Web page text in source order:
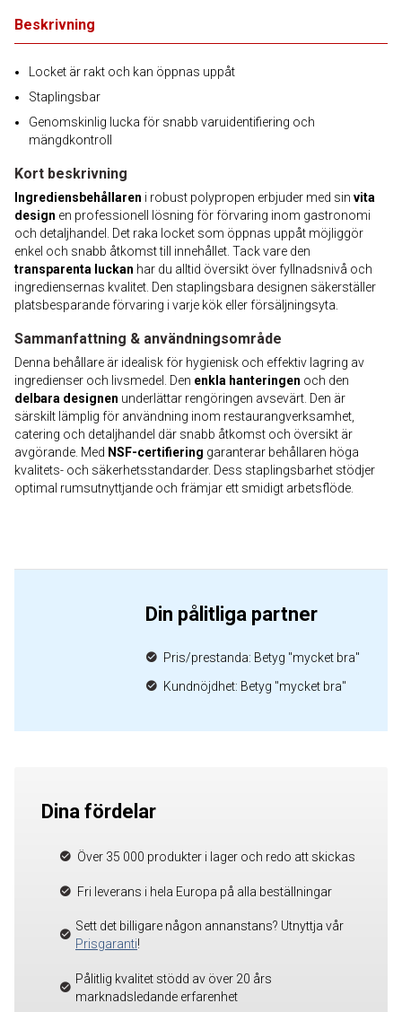
Beskrivning
Locket är rakt och kan öppnas uppåt
Staplingsbar
Genomskinlig lucka för snabb varuidentifiering och
mängdkontroll
Kort beskrivning
Ingrediensbehållaren i robust polypropen erbjuder med sin vita
design en professionell lösning för förvaring inom gastronomi
och detaljhandel. Det raka locket som öppnas uppåt möjliggör
enkel och snabb åtkomst till innehållet. Tack vare den
transparenta luckan har du alltid översikt över fyllnadsnivå och
ingrediensernas kvalitet. Den staplingsbara designen säkerställer
platsbesparande förvaring i varje kök eller försäljningsyta.
Sammanfattning & användningsområde
Denna behållare är idealisk för hygienisk och effektiv lagring av
ingredienser och livsmedel. Den enkla hanteringen och den
delbara designen underlättar rengöringen avsevärt. Den är
särskilt lämplig för användning inom restaurangverksamhet,
catering och detaljhandel där snabb åtkomst och översikt är
avgörande. Med NSF-certifiering garanterar behållaren höga
kvalitets- och säkerhetsstandarder. Dess staplingsbarhet stödjer
optimal rumsutnyttjande och främjar ett smidigt arbetsflöde.
Din pålitliga partner
Pris/prestanda: Betyg "mycket bra"
Kundnöjdhet: Betyg "mycket bra"
Dina fördelar
Över 35 000 produkter i lager och redo att skickas
Fri leverans i hela Europa på alla beställningar
Sett det billigare någon annanstans? Utnyttja vår
Prisgaranti!
Pålitlig kvalitet stödd av över 20 års
marknadsledande erfarenhet